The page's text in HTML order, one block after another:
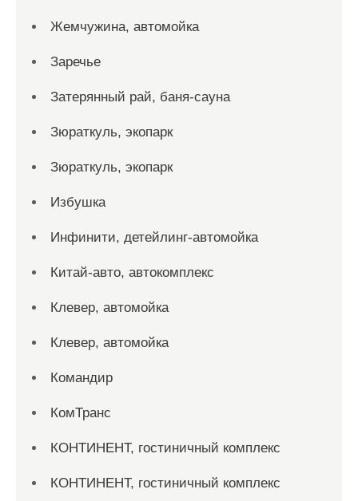
Жемчужина, автомойка
Заречье
Затерянный рай, баня-сауна
Зюраткуль, экопарк
Зюраткуль, экопарк
Избушка
Инфинити, детейлинг-автомойка
Китай-авто, автокомплекс
Клевер, автомойка
Клевер, автомойка
Командир
КомТранс
КОНТИНЕНТ, гостиничный комплекс
КОНТИНЕНТ, гостиничный комплекс